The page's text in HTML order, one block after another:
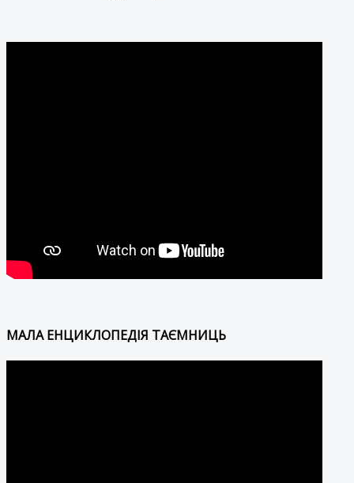
МАЛА ЕНЦИКЛОПЕДІЯ ТАЄМНИЦЬ